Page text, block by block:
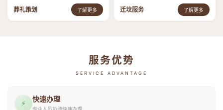
葬礼策划 了解更多 迁坟服务 了解更多
服务优势
SERVICE ADVANTAGE
⚡ 快速办理